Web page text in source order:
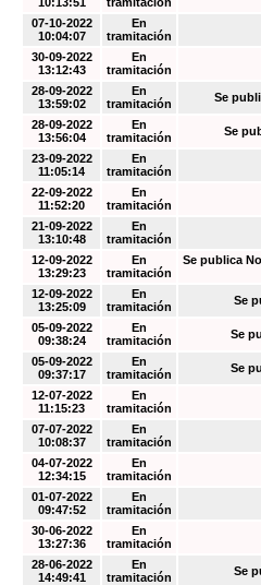
07-10-2022
10:04:07
En
tramitación
30-09-2022
13:12:43
En
tramitación
28-09-2022
13:59:02
En
tramitación
Se
28-09-2022
13:56:04
En
tramitación
Se
23-09-2022
11:05:14
En
tramitación
22-09-2022
11:52:20
En
tramitación
21-09-2022
13:10:48
En
tramitación
12-09-2022
13:29:23
En
tramitación
Se publica
12-09-2022
13:25:09
En
tramitación
Se
05-09-2022
09:38:24
En
tramitación
Se
05-09-2022
09:37:17
En
tramitación
Se
12-07-2022
11:15:23
En
tramitación
07-07-2022
10:08:37
En
tramitación
04-07-2022
12:34:15
En
tramitación
01-07-2022
09:47:52
En
tramitación
30-06-2022
13:27:36
En
tramitación
28-06-2022
14:49:41
En
tramitación
Se